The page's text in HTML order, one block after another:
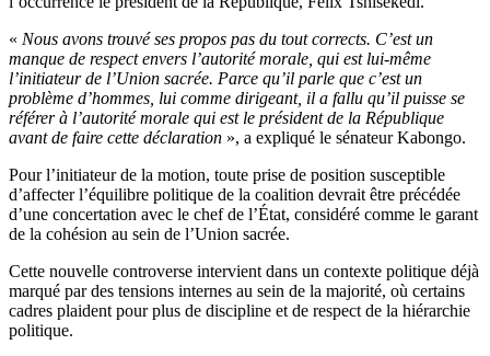
« Nous avons trouvé ses propos pas du tout corrects. C’est un
manque de respect envers l’autorité morale, qui est lui-même
l’initiateur de l’Union sacrée. Parce qu’il parle que c’est un
problème d’hommes, lui comme dirigeant, il a fallu qu’il puisse se
référer à l’autorité morale qui est le président de la République
avant de faire cette déclaration », a expliqué le sénateur Kabongo.
Pour l’initiateur de la motion, toute prise de position susceptible
d’affecter l’équilibre politique de la coalition devrait être précédée
d’une concertation avec le chef de l’État, considéré comme le garant
de la cohésion au sein de l’Union sacrée.
Cette nouvelle controverse intervient dans un contexte politique déjà
marqué par des tensions internes au sein de la majorité, où certains
cadres plaident pour plus de discipline et de respect de la hiérarchie
politique.